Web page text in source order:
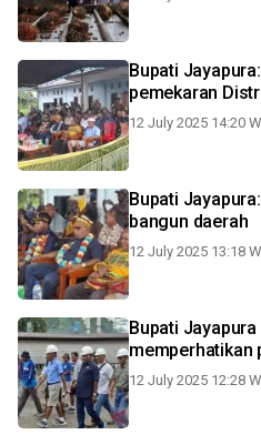
Bupati
pemekaran
12 July 2025 14:20
Bupati
bangun daerah
12 July 2025 13:18
Bupati
memperhatikan
12 July 2025 12:28